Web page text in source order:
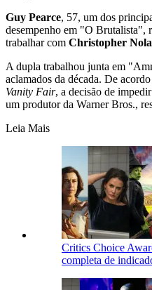
Guy Pearce, 57, um dos
desempenho em "O Brutalista",
trabalhar com Christopher
A dupla trabalhou junta em
aclamados da década. De
Vanity Fair, a decisão de
um produtor da Warner Bros.,
Leia Mais
Critics Choice
completa de